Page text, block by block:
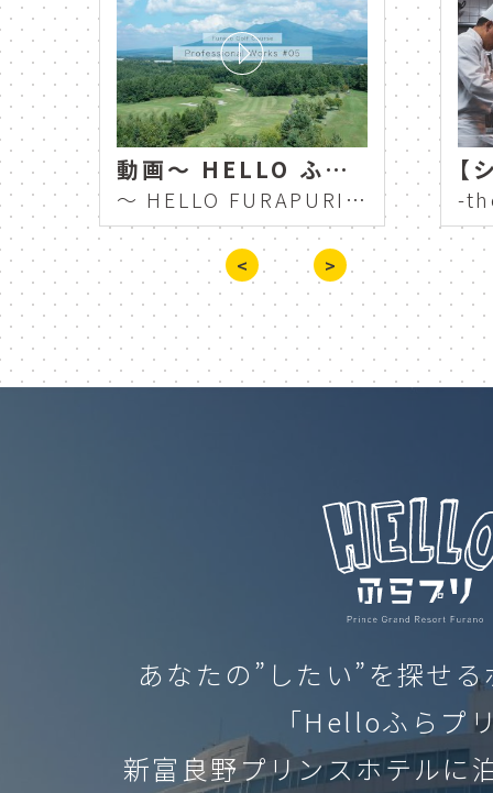
× 閉じる
ホーム
カップル 紅葉
秋 ルゴロワ デ
新イタリア料理 dinner
le daulois 記念日
restaurant ロープウ
ropeway autumn
sea ​​of ​​clouds good
ティータイム
ドラマ
中華料理 お家でグルメ
直伝 雪 冬
新富良野プリンスホテル 冬
Shin Furano Prince Hotel Winter
動画～ HELLO ふらプリ 富良野ゴルフコース スタッフに密着 Professional Works #5 ～
～ HELLO FURAPURI Furano Golf Course Close to Staff Professional Works #5 ～
< >
あなたの”したい”を探せ
「Helloふらプリ
新富良野プリンスホテルに